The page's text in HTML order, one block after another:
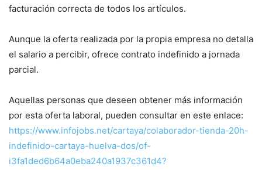
facturación correcta de todos los artículos.
Aunque la oferta realizada por la propia empresa no detalla
el salario a percibir, ofrece contrato indefinido a jornada
parcial.
Aquellas personas que deseen obtener más información
por esta oferta laboral, pueden consultar en este enlace:
https://www.infojobs.net/cartaya/colaborador-tienda-20h-
indefinido-cartaya-huelva-dos/of-
i3fa1ded6b64a0eba240a1937c361d4?